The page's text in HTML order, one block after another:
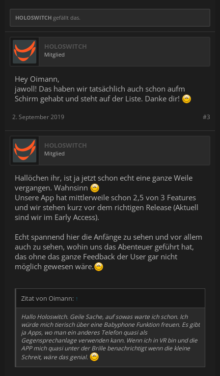
HOLOSWITCH gefällt das.
HOLOSWITCH
Mitglied
Hey Oimann,
jawoll! Das haben wir tatsächlich auch schon aufm
Schirm gehabt und steht auf der Liste. Danke dir!
#3
2. September 2019
HOLOSWITCH
Mitglied
Hallöchen ihr, ist ja jetzt schon echt eine ganze Weile
vergangen. Wahnsinn
Unsere App hat mittlerweile schon 2,5 von 3 Features
und wir stehen kurz vor dem richtigen Release (Aktuell
sind wir im Early Access).
Echt spannend hier die Anfänge zu sehen und vor allem
auch zu sehen, wohin uns das Abenteuer geführt hat,
das ohne das ganze Feedback der User gar nicht
möglich gewesen wäre.
Zitat von Oimann: ↑
Hallo Holoswitch. Geile Sache, auf sowas warte ich schon. Ich
würde mich tierisch über eine Babyphone Funktion freuen. Es gibt
ja Apps, wo man ein anderes Telefon quasi als
Gegensprechanlage verwenden kann. Wenn ich in VR bin und die
APP mich quasi unter der Brille benachrichtigt wenn die kleine
Schreit, wäre das genial.